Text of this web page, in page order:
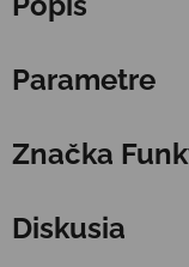
Parametre
Značka
Diskusia